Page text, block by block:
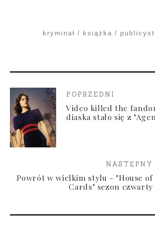
kryminał książka
POPRZEDNI
Video killed the
diaska stało się z
NASTĘPNY
Powrót w wielkim stylu - "House of
Cards" sezon czwarty